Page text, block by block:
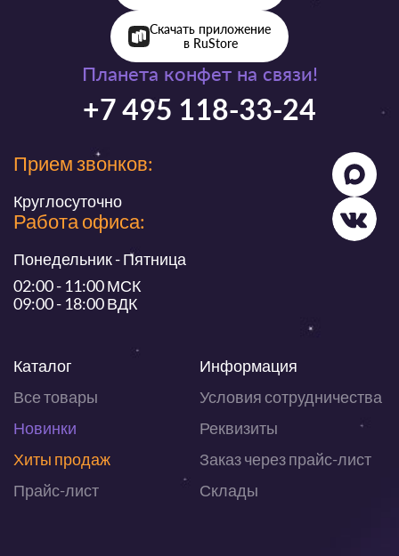
Планета конфет на связи!
+7 495 118-33-24
Прием звонков:
Круглосуточно
Работа офиса:
Понедельник - Пятница
02:00 - 11:00 МСК
09:00 - 18:00 ВДК
Каталог
Все товары
Новинки
Хиты продаж
Прайс-лист
Информация
Условия сотрудничества
Реквизиты
Заказ через прайс-лист
Склады
Скачать приложение
в RuStore